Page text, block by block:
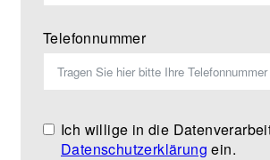
Telefonnummer
Ich willige in die
Datenschutzerklärung ein.